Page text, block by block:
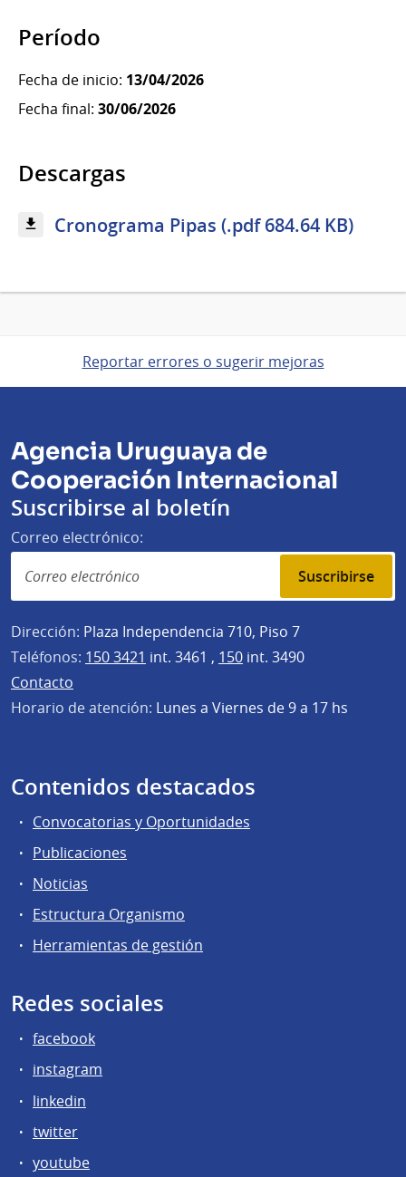
Período
Fecha de inicio: 13/04/2026
Fecha final: 30/06/2026
Descargas
Cronograma Pipas (.pdf 684.64 KB)
Reportar errores o sugerir mejoras
Agencia Uruguaya de
Cooperación Internacional
Suscribirse al boletín
Correo electrónico:
Suscribirse
Dirección: Plaza Independencia 710, Piso 7
Teléfonos: 150 3421 int. 3461 , 150 int. 3490
Contacto
Horario de atención: Lunes a Viernes de 9 a 17 hs
Contenidos destacados
Convocatorias y Oportunidades
Publicaciones
Noticias
Estructura Organismo
Herramientas de gestión
Redes sociales
facebook
instagram
linkedin
twitter
youtube